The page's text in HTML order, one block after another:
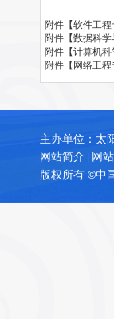
附件【软件工
附件【数据科
附件【计算机
附件【 网络工
主办单位：太
网站简介 | 网
版权所有 ©中